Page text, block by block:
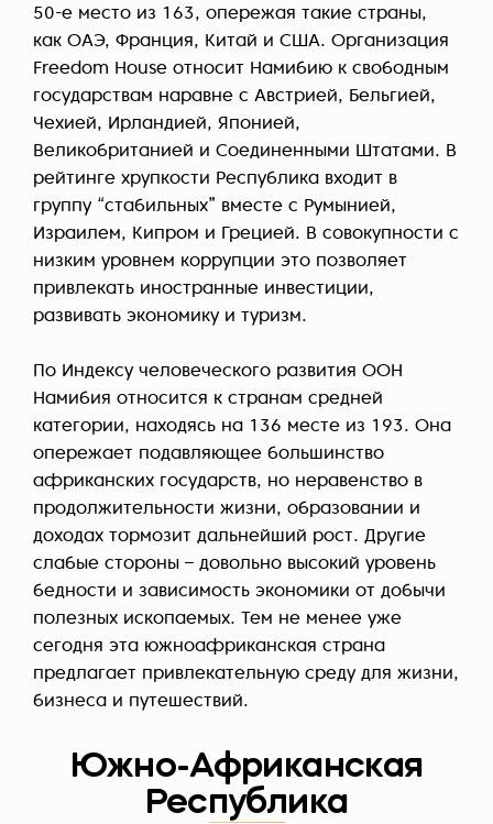
50-е место из 163, опережая такие страны,
как ОАЭ, Франция, Китай и США. Организация
Freedom House относит Намибию к свободным
государствам наравне с Австрией, Бельгией,
Чехией, Ирландией, Японией,
Великобританией и Соединенными Штатами. В
рейтинге хрупкости Республика входит в
группу “стабильных” вместе с Румынией,
Израилем, Кипром и Грецией. В совокупности с
низким уровнем коррупции это позволяет
привлекать иностранные инвестиции,
развивать экономику и туризм.
По Индексу человеческого развития ООН
Намибия относится к странам средней
категории, находясь на 136 месте из 193. Она
опережает подавляющее большинство
африканских государств, но неравенство в
продолжительности жизни, образовании и
доходах тормозит дальнейший рост. Другие
слабые стороны – довольно высокий уровень
бедности и зависимость экономики от добычи
полезных ископаемых. Тем не менее уже
сегодня эта южноафриканская страна
предлагает привлекательную среду для жизни,
бизнеса и путешествий.
Южно-Африканская
Республика